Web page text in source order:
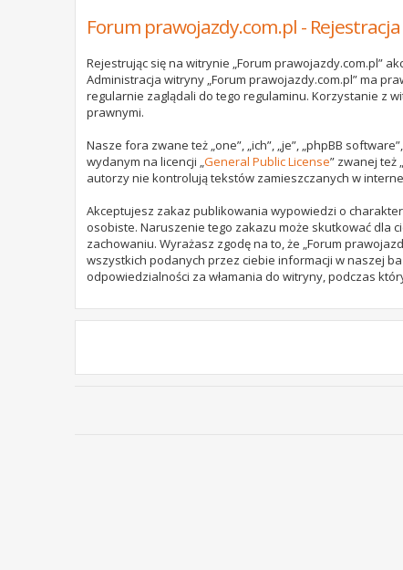
Forum prawojazdy.com.pl - Rejestracja
Rejestrując się na witrynie „Forum prawojazdy.com.pl”
Administracja witryny „Forum prawojazdy.com.pl” ma
regularnie zaglądali do tego regulaminu. Korzystanie z
prawnymi.
Nasze fora zwane też „one”, „ich”, „je”, „phpBB
wydanym na licencji „General Public License” zwanej też
autorzy nie kontrolują tekstów zamieszczanych w
Akceptujesz zakaz publikowania wypowiedzi o
osobiste. Naruszenie tego zakazu może skutkować dla
zachowaniu. Wyrażasz zgodę na to, że „Forum
wszystkich podanych przez ciebie informacji w naszej
odpowiedzialności za włamania do witryny, podczas